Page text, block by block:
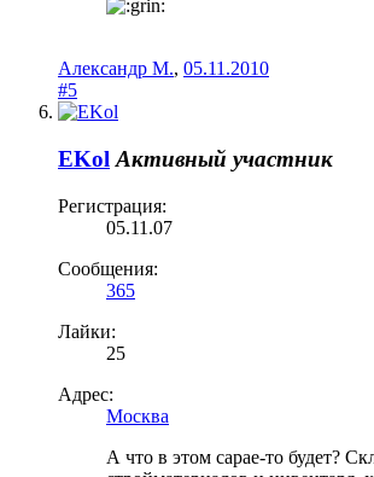
Александр М., 05.11.2010
#5
EKol Активный участник
Регистрация:
05.11.07
Сообщения:
365
Лайки:
25
Адрес:
Москва
А что в этом сарае-то будет?